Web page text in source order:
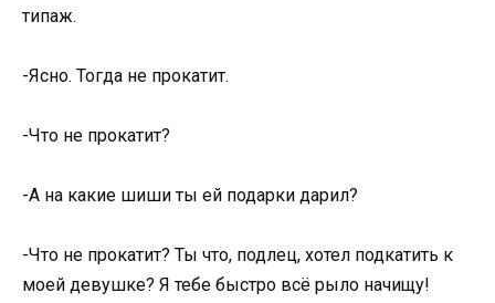
типаж.
-Ясно. Тогда не прокатит.
-Что не прокатит?
-А на какие шиши ты ей подарки дарил?
-Что не прокатит? Ты что, подлец, хотел подкатить к
моей девушке? Я тебе быстро всё рыло начищу!